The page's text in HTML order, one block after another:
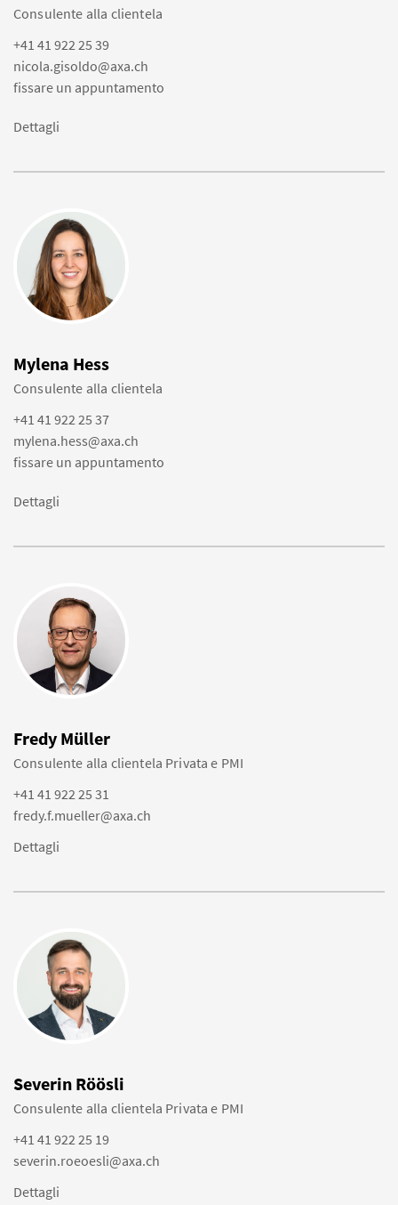
Consulente alla clientela
+41 41 922 25 39
nicola.gisoldo@axa.ch
fissare un appuntamento
Dettagli
Mylena Hess
Consulente alla clientela
+41 41 922 25 37
mylena.hess@axa.ch
fissare un appuntamento
Dettagli
Fredy Müller
Consulente alla clientela Privata e PMI
+41 41 922 25 31
fredy.f.mueller@axa.ch
Dettagli
Severin Röösli
Consulente alla clientela Privata e PMI
+41 41 922 25 19
severin.roeoesli@axa.ch
Dettagli